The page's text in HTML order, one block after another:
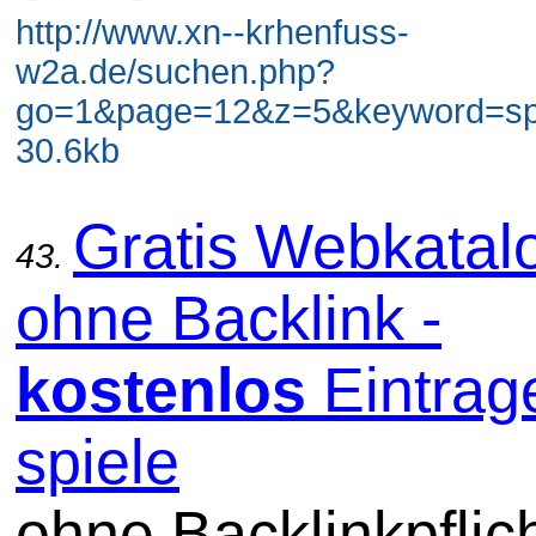
http://www.xn--krhenfuss-
w2a.de/suchen.php?
30.6kb
43. Gratis
ohne Backlink -
kostenlos
spiele